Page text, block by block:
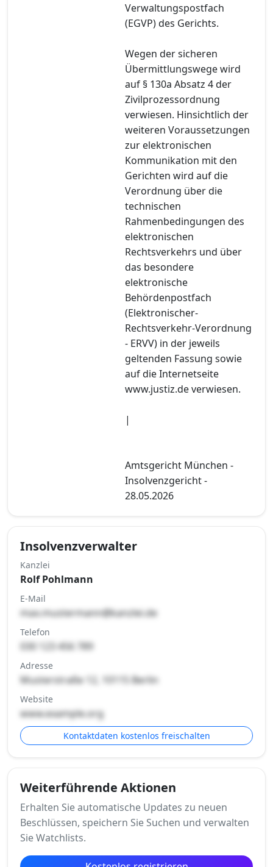
Verwaltungspostfach
(EGVP) des Gerichts.
Wegen der sicheren
Übermittlungswege wird
auf § 130a Absatz 4 der
Zivilprozessordnung
verwiesen. Hinsichtlich der
weiteren Voraussetzungen
zur elektronischen
Kommunikation mit den
Gerichten wird auf die
Verordnung über die
technischen
Rahmenbedingungen des
elektronischen
Rechtsverkehrs und über
das besondere
elektronische
Behördenpostfach
(Elektronischer-
Rechtsverkehr-Verordnung
- ERVV) in der jeweils
geltenden Fassung sowie
auf die Internetseite
www.justiz.de verwiesen.
|
Amtsgericht München -
Insolvenzgericht -
28.05.2026
Insolvenzverwalter
Kanzlei
Rolf Pohlmann
E-Mail
max.mustermann@kanzlei.de
Telefon
030 123 456 789
Adresse
Musterstraße 12, 10115 Berlin
Website
www.example.org
Kontaktdaten kostenlos freischalten
Weiterführende Aktionen
Erhalten Sie automatische Updates zu neuen
Beschlüssen, speichern Sie Suchen und verwalten
Sie Watchlists.